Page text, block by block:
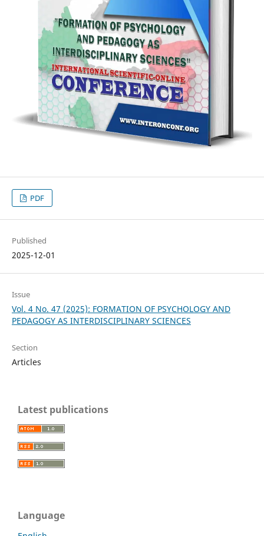
PDF
Published
2025-12-01
Issue
Vol. 4 No. 47 (2025): FORMATION OF PSYCHOLOGY AND
PEDAGOGY AS INTERDISCIPLINARY SCIENCES
Section
Articles
Latest publications
Language